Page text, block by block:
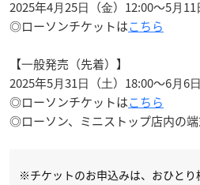
2025年4⽉25⽇（⾦）12:00〜5⽉
◎ローソンチケットはこちら
【⼀般発売（先着）】
2025年5⽉31⽇（⼟）18:00〜6⽉6
◎ローソンチケットはこちら
◎ローソン、ミニストップ店内の端
※チケットのお申込みは、おひとり